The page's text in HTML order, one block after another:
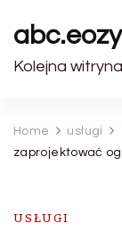
Kolejna
Home usługi
zaprojektować
USŁUGI